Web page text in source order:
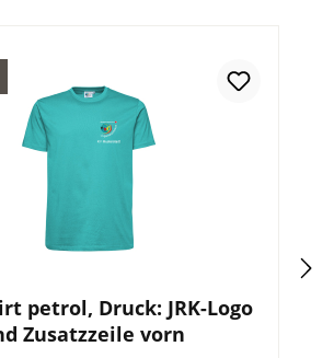
petrol, Druck: JRK-Logo
Zusatzzeile vorn